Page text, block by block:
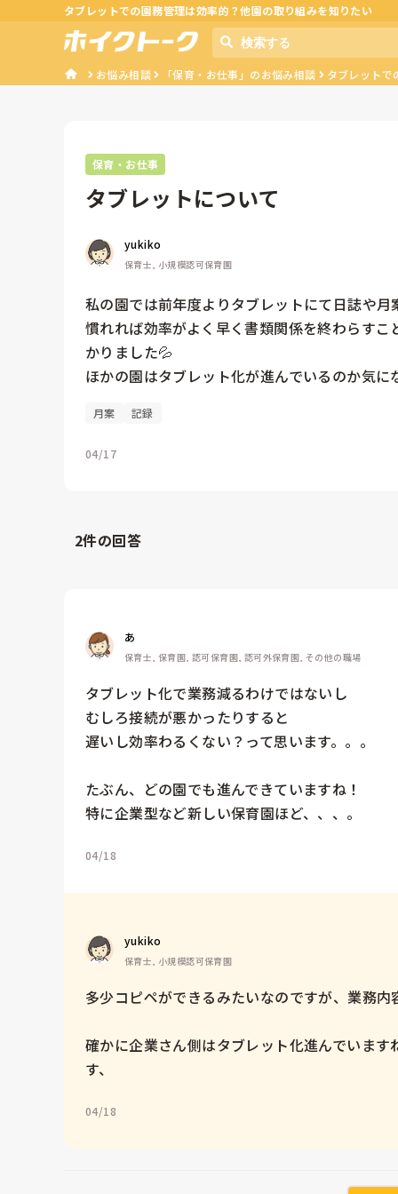
タブレットでの園務管理は効率的？他園の取り組みを知りたい
お悩み相談 「保育・お仕事」のお悩み相談 タブレットで
保育・お仕事
タブレットについて
yukiko
保育士, 小規模認可保育園
私の園では前年度よりタブレットにて日誌や月
慣れれば効率がよく早く書類関係を終わらす
かりました💦
ほかの園はタブレット化が進んでいるのか気
月案 記録
04/17
2件の回答
あ
保育士, 保育園, 認可保育園, 認可外保育園, その他の職場
タブレット化で業務減るわけではないし
むしろ接続が悪かったりすると
遅いし効率わるくない？って思います。。。
たぶん、どの園でも進んできていますね！
特に企業型など新しい保育園ほど、、、。
04/18
yukiko
保育士, 小規模認可保育園
多少コピペができるみたいなのですが、業務
確かに企業さん側はタブレット化進んでいま
す、
04/18